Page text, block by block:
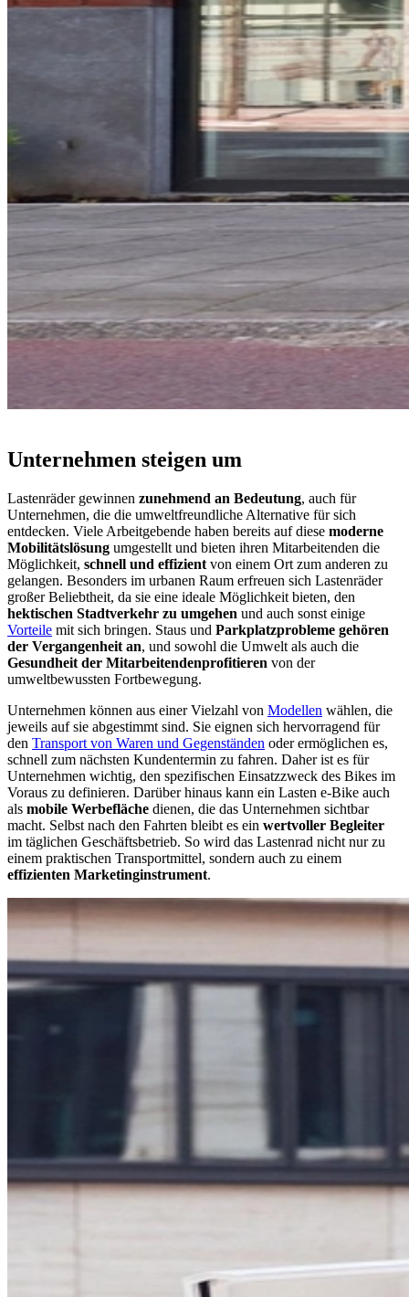
Unternehmen steigen um
Lastenräder gewinnen zunehmend an Bedeutung, auch für
Unternehmen, die die umweltfreundliche Alternative für sich
entdecken. Viele Arbeitgebende haben bereits auf diese moderne
Mobilitätslösung umgestellt und bieten ihren Mitarbeitenden die
Möglichkeit, schnell und effizient von einem Ort zum anderen zu
gelangen. Besonders im urbanen Raum erfreuen sich Lastenräder
großer Beliebtheit, da sie eine ideale Möglichkeit bieten, den
hektischen Stadtverkehr zu umgehen und auch sonst einige
Vorteile mit sich bringen. Staus und Parkplatzprobleme gehören
der Vergangenheit an, und sowohl die Umwelt als auch die
Gesundheit der Mitarbeitendenprofitieren von der
umweltbewussten Fortbewegung.
Unternehmen können aus einer Vielzahl von Modellen wählen, die
jeweils auf sie abgestimmt sind. Sie eignen sich hervorragend für
den Transport von Waren und Gegenständen oder ermöglichen es,
schnell zum nächsten Kundentermin zu fahren. Daher ist es für
Unternehmen wichtig, den spezifischen Einsatzzweck des Bikes im
Voraus zu definieren. Darüber hinaus kann ein Lasten e-Bike auch
als mobile Werbefläche dienen, die das Unternehmen sichtbar
macht. Selbst nach den Fahrten bleibt es ein wertvoller Begleiter
im täglichen Geschäftsbetrieb. So wird das Lastenrad nicht nur zu
einem praktischen Transportmittel, sondern auch zu einem
effizienten Marketinginstrument.